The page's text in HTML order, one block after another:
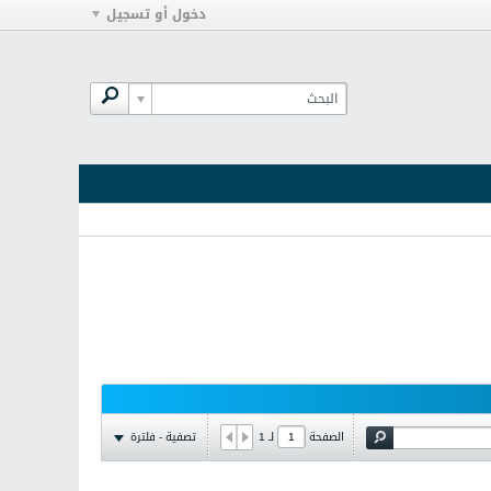
دخول أو تسجيل
الصفحة لـ1 تصفية - فلترة